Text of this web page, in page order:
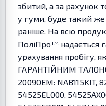
збитий, а за рахунок
у гуми, буде такий
раніше. На всю
ПоліПро™ надається
урахування пробігу,
ГАРАНТІЙНИМ
2009OEM: NAB115KIT,
54525EL000,